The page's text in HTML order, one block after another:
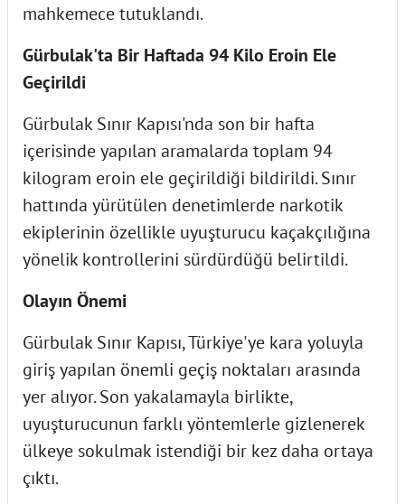
mahkemece tutuklandı.
Gürbulak'ta Bir Haftada 94 Kilo Eroin Ele
Geçirildi
Gürbulak Sınır Kapısı'nda son bir hafta
içerisinde yapılan aramalarda toplam 94
kilogram eroin ele geçirildiği bildirildi. Sınır
hattında yürütülen denetimlerde narkotik
ekiplerinin özellikle uyuşturucu kaçakçılığına
yönelik kontrollerini sürdürdüğü belirtildi.
Olayın Önemi
Gürbulak Sınır Kapısı, Türkiye'ye kara yoluyla
giriş yapılan önemli geçiş noktaları arasında
yer alıyor. Son yakalamayla birlikte,
uyuşturucunun farklı yöntemlerle gizlenerek
ülkeye sokulmak istendiği bir kez daha ortaya
çıktı.